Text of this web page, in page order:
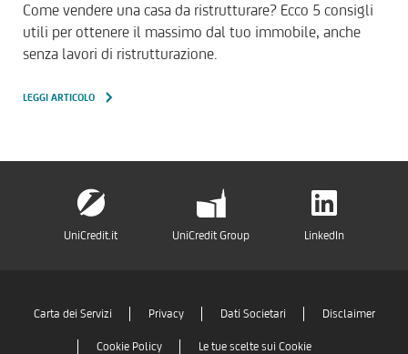
Come vendere una casa da ristrutturare? Ecco 5 consigli
utili per ottenere il massimo dal tuo immobile, anche
senza lavori di ristrutturazione.
LEGGI ARTICOLO
UniCredit.it UniCredit Group LinkedIn
Carta dei Servizi Privacy Dati Societari Disclaimer
Cookie Policy Le tue scelte sui Cookie